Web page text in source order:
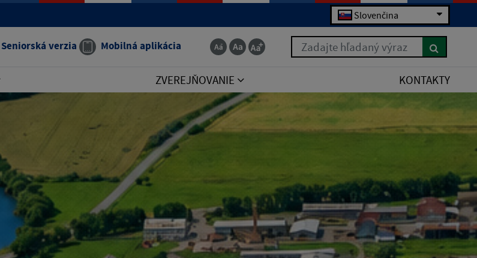
Slovenčina
Seniorská verzia Mobilná aplikácia Zadajte hľadaný výraz
ZVEREJŇOVANIE KONTAKTY